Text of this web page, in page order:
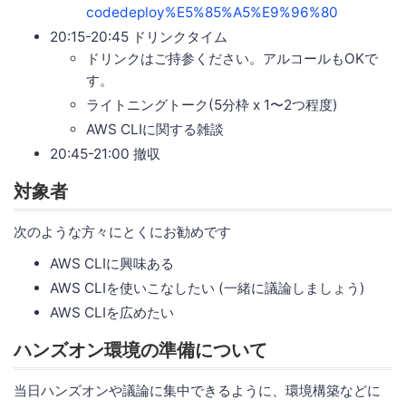
codedeploy%E5%85%A5%E9%96%80
20:15-20:45 ドリンクタイム
ドリンクはご持参ください。アルコールもOKで
す。
ライトニングトーク(5分枠 x 1〜2つ程度)
AWS CLIに関する雑談
20:45-21:00 撤収
対象者
次のような方々にとくにお勧めです
AWS CLIに興味ある
AWS CLIを使いこなしたい (一緒に議論しましょう)
AWS CLIを広めたい
ハンズオン環境の準備について
当日ハンズオンや議論に集中できるように、環境構築などに